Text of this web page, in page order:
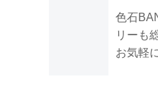
色石
リーも
お気軽